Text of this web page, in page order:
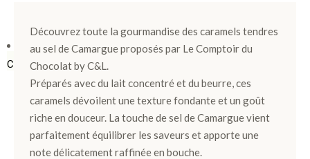
BOÎTES &
COFFRETS
Ballotins
de
Chocolats
Découvrez toute la gourmandise des caramels tendres
au sel de Camargue proposés par Le Comptoir du
Chocolat by C&L.
Préparés avec du lait concentré et du beurre, ces
caramels dévoilent une texture fondante et un goût
riche en douceur. La touche de sel de Camargue vient
parfaitement équilibrer les saveurs et apporte une
note délicatement raffinée en bouche.